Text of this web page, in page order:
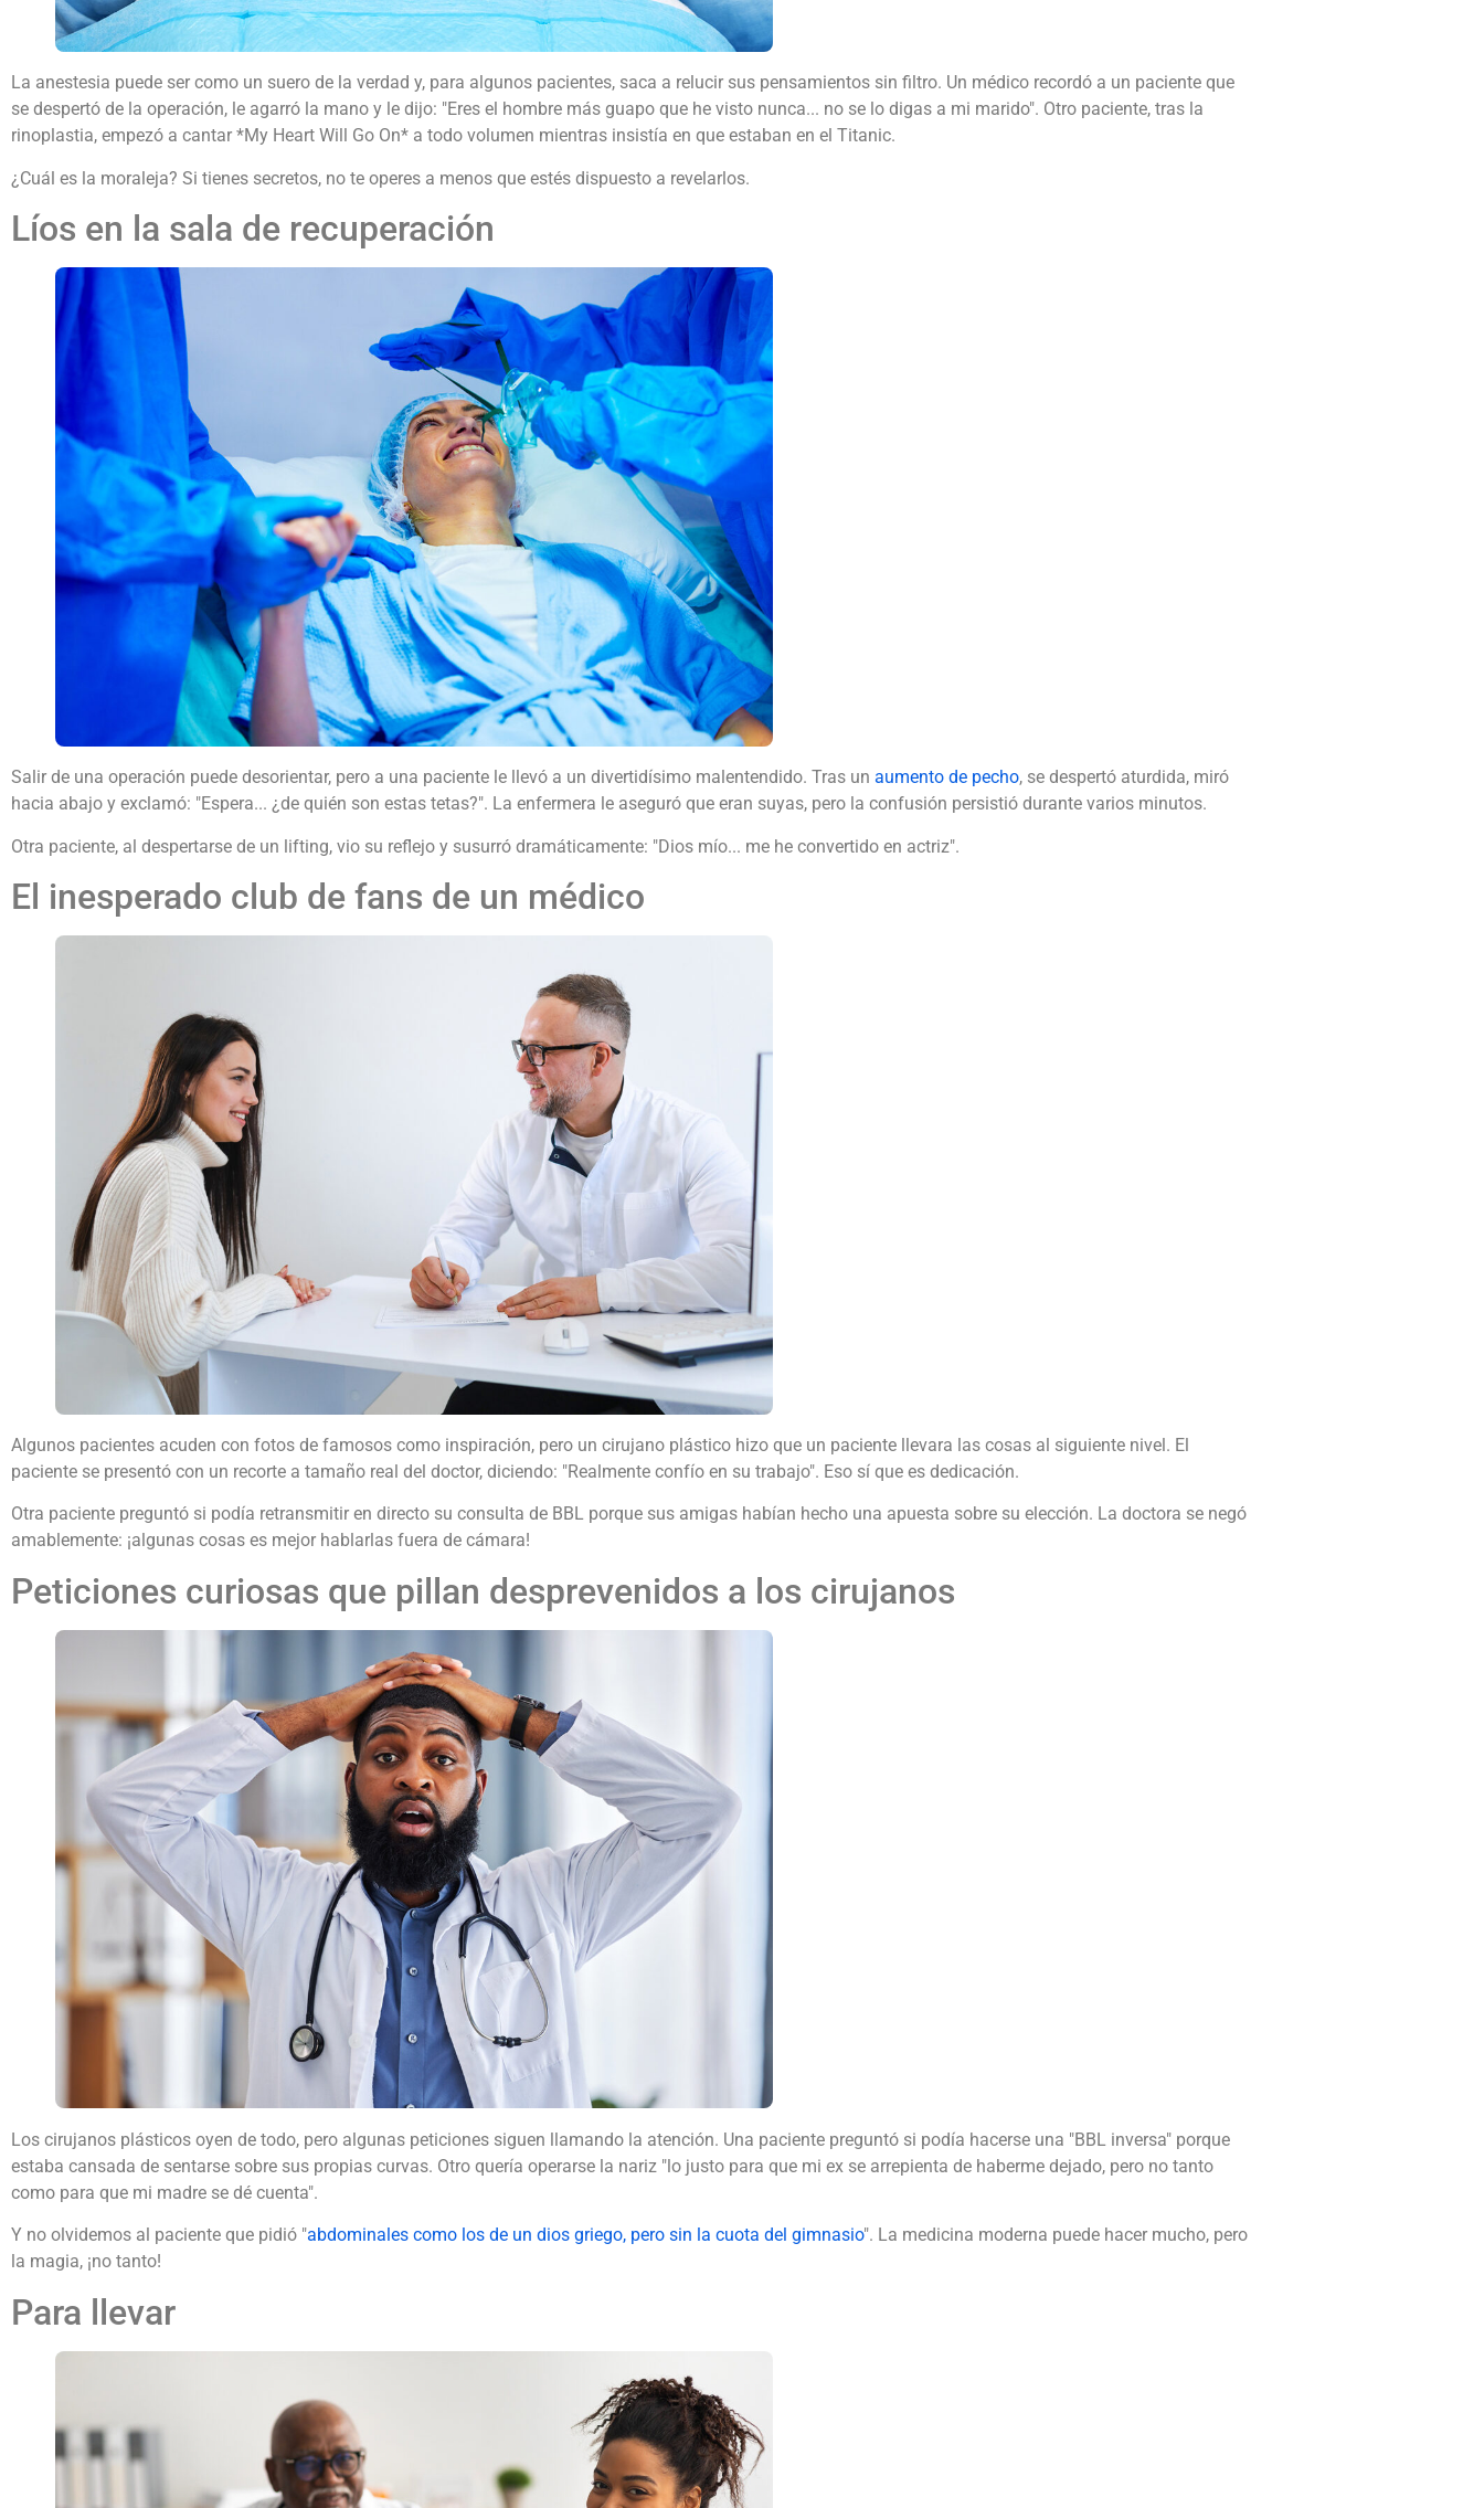
La anestesia puede ser como un suero de la verdad y, para algunos pacientes, saca a relucir sus pensamientos sin filtro. Un médico recordó a un paciente que
se despertó de la operación, le agarró la mano y le dijo: "Eres el hombre más guapo que he visto nunca... no se lo digas a mi marido". Otro paciente, tras la
rinoplastia, empezó a cantar *My Heart Will Go On* a todo volumen mientras insistía en que estaban en el Titanic.
¿Cuál es la moraleja? Si tienes secretos, no te operes a menos que estés dispuesto a revelarlos.
Líos en la sala de recuperación
Salir de una operación puede desorientar, pero a una paciente le llevó a un divertidísimo malentendido. Tras un aumento de pecho, se despertó aturdida, miró
hacia abajo y exclamó: "Espera... ¿de quién son estas tetas?". La enfermera le aseguró que eran suyas, pero la confusión persistió durante varios minutos.
Otra paciente, al despertarse de un lifting, vio su reflejo y susurró dramáticamente: "Dios mío... me he convertido en actriz".
El inesperado club de fans de un médico
Algunos pacientes acuden con fotos de famosos como inspiración, pero un cirujano plástico hizo que un paciente llevara las cosas al siguiente nivel. El
paciente se presentó con un recorte a tamaño real del doctor, diciendo: "Realmente confío en su trabajo". Eso sí que es dedicación.
Otra paciente preguntó si podía retransmitir en directo su consulta de BBL porque sus amigas habían hecho una apuesta sobre su elección. La doctora se negó
amablemente: ¡algunas cosas es mejor hablarlas fuera de cámara!
Peticiones curiosas que pillan desprevenidos a los cirujanos
Los cirujanos plásticos oyen de todo, pero algunas peticiones siguen llamando la atención. Una paciente preguntó si podía hacerse una "BBL inversa" porque
estaba cansada de sentarse sobre sus propias curvas. Otro quería operarse la nariz "lo justo para que mi ex se arrepienta de haberme dejado, pero no tanto
como para que mi madre se dé cuenta".
Y no olvidemos al paciente que pidió "abdominales como los de un dios griego, pero sin la cuota del gimnasio". La medicina moderna puede hacer mucho, pero
la magia, ¡no tanto!
Para llevar